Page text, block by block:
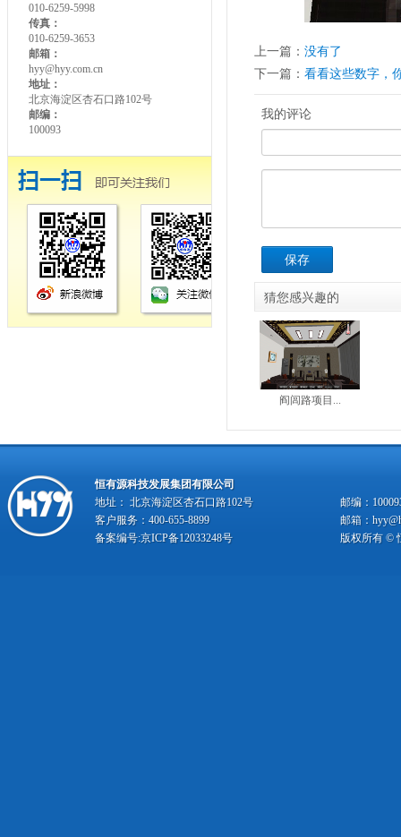
010-6259-5998
传真：
010-6259-3653
邮箱：
hyy@hyy.com.cn
地址：
北京海淀区杏石口路102号
邮编：
100093
上一篇： 没有了
下一篇： 看看这些数字，
我的评论
保存
猜您感兴趣的
阎闾路项目...
恒有源科技发展集团有限公司
地址： 北京海淀区杏石口路102号
邮编：
客户服务：400-655-8899
邮箱：
备案编号:京ICP备12033248号 版权所有 ©